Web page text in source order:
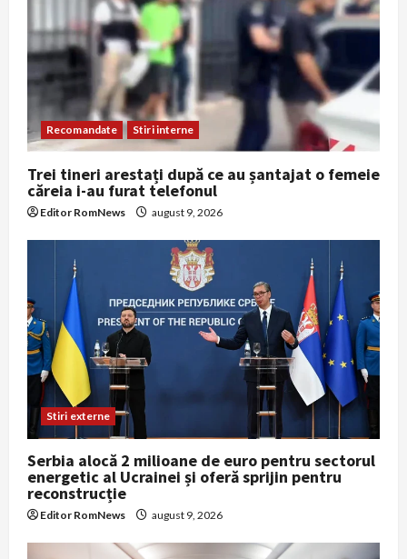
Recomandate Stiri interne
Trei tineri arestați după ce au șantajat o femeie
căreia i-au furat telefonul
Editor RomNews august 9, 2026
Stiri externe
Serbia alocă 2 milioane de euro pentru sectorul
energetic al Ucrainei și oferă sprijin pentru
reconstrucție
Editor RomNews august 9, 2026